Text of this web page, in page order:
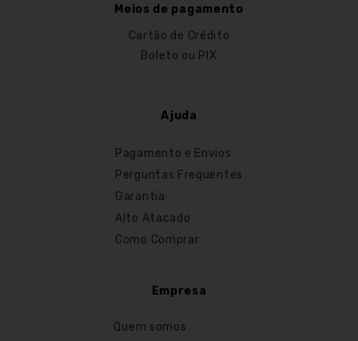
Meios de pagamento
Cartão de Crédito
Boleto ou PIX
Ajuda
Pagamento e Envios
Perguntas Frequentes
Garantia
Alto Atacado
Como Comprar
Empresa
Quem somos